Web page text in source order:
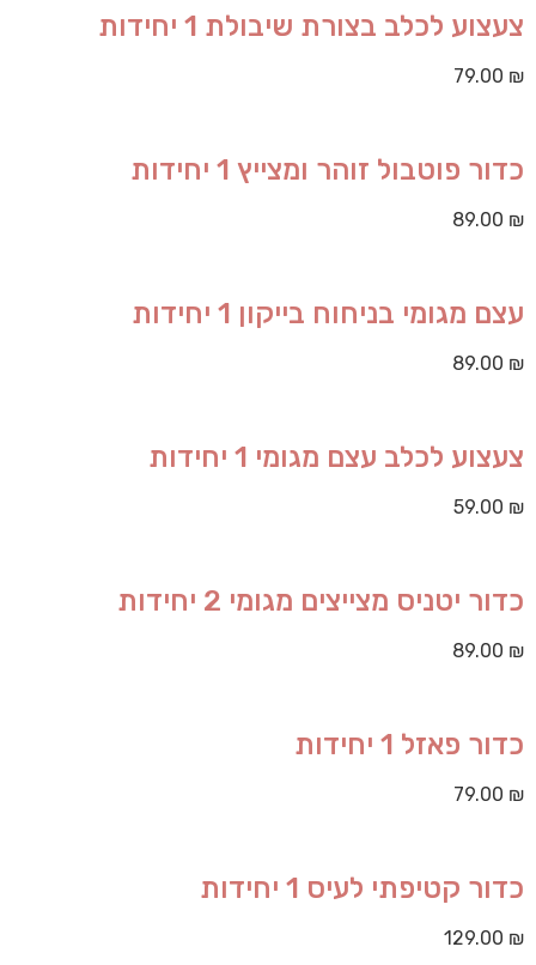
צעצוע לכלב בצורת שיבולת 1 יחידות
79.00 ₪
כדור פוטבול זוהר ומצייץ 1 יחידות
89.00 ₪
עצם מגומי בניחוח בייקון 1 יחידות
89.00 ₪
צעצוע לכלב עצם מגומי 1 יחידות
59.00 ₪
כדור יטניס מצייצים מגומי 2 יחידות
89.00 ₪
כדור פאזל 1 יחידות
79.00 ₪
כדור קטיפתי לעיס 1 יחידות
129.00 ₪